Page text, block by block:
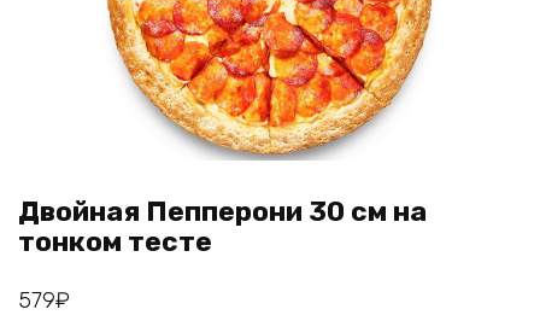
Двойная Пепперони 30 см на
тонком тесте
579₽